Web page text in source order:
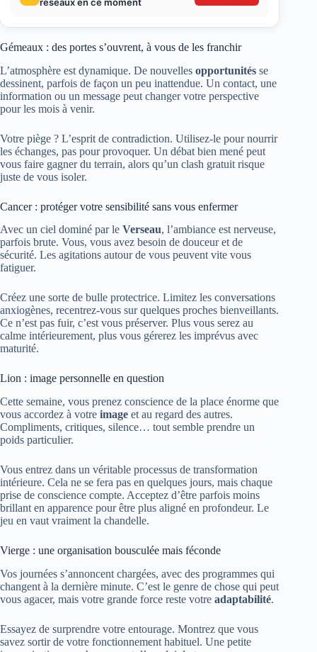
Gémeaux : des portes s’ouvrent, à vous de les franchir
L’atmosphère est dynamique. De nouvelles opportunités se
dessinent, parfois de façon un peu inattendue. Un contact, une
information ou un message peut changer votre perspective
pour les mois à venir.
Votre piège ? L’esprit de contradiction. Utilisez-le pour nourrir
les échanges, pas pour provoquer. Un débat bien mené peut
vous faire gagner du terrain, alors qu’un clash gratuit risque
juste de vous isoler.
Cancer : protéger votre sensibilité sans vous enfermer
Avec un ciel dominé par le Verseau, l’ambiance est nerveuse,
parfois brute. Vous, vous avez besoin de douceur et de
sécurité. Les agitations autour de vous peuvent vite vous
fatiguer.
Créez une sorte de bulle protectrice. Limitez les conversations
anxiogènes, recentrez-vous sur quelques proches bienveillants.
Ce n’est pas fuir, c’est vous préserver. Plus vous serez au
calme intérieurement, plus vous gérerez les imprévus avec
maturité.
Lion : image personnelle en question
Cette semaine, vous prenez conscience de la place énorme que
vous accordez à votre image et au regard des autres.
Compliments, critiques, silence… tout semble prendre un
poids particulier.
Vous entrez dans un véritable processus de transformation
intérieure. Cela ne se fera pas en quelques jours, mais chaque
prise de conscience compte. Acceptez d’être parfois moins
brillant en apparence pour être plus aligné en profondeur. Le
jeu en vaut vraiment la chandelle.
Vierge : une organisation bousculée mais féconde
Vos journées s’annoncent chargées, avec des programmes qui
changent à la dernière minute. C’est le genre de chose qui peut
vous agacer, mais votre grande force reste votre adaptabilité.
Essayez de surprendre votre entourage. Montrez que vous
savez sortir de votre fonctionnement habituel. Une petite